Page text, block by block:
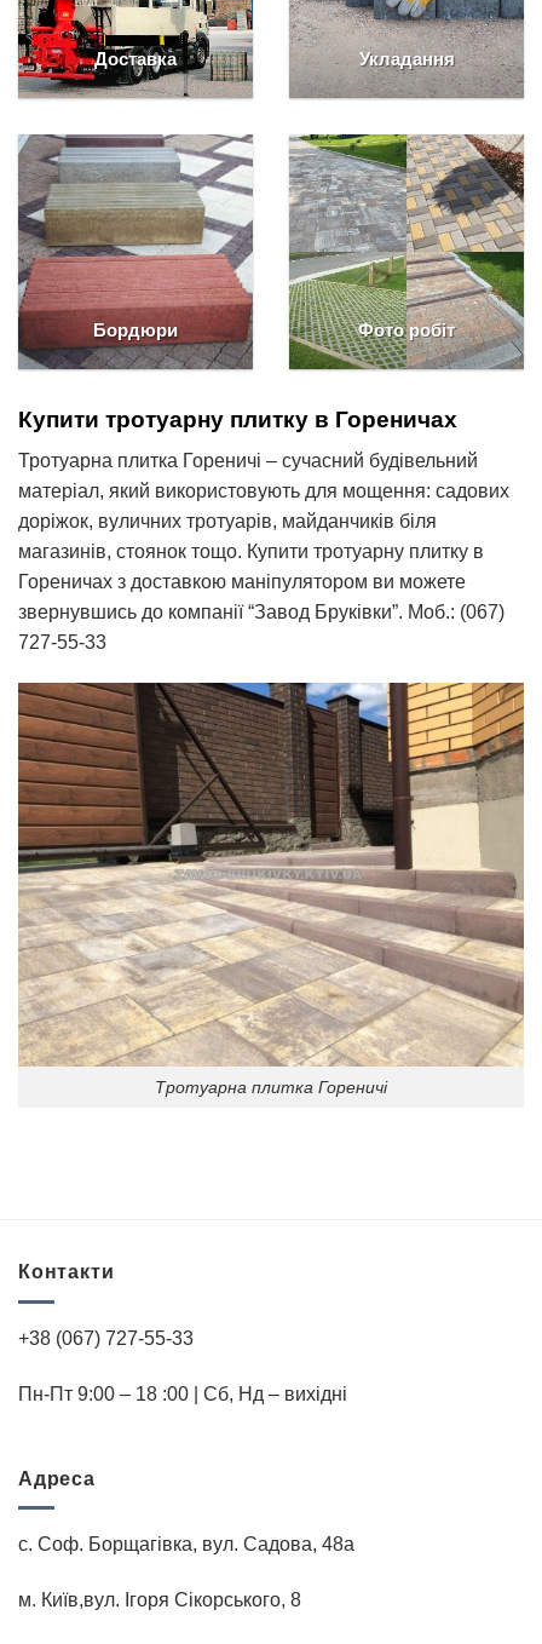
Доставка Укладання
Бордюри Фото робіт
Купити тротуарну плитку в Гореничах
Тротуарна плитка Гореничі – сучасний будівельний
матеріал, який використовують для мощення: садових
доріжок, вуличних тротуарів, майданчиків біля
магазинів, стоянок тощо. Купити тротуарну плитку в
Гореничах з доставкою маніпулятором ви можете
звернувшись до компанії “Завод Бруківки”. Моб.: (067)
727-55-33
Тротуарна плитка Гореничі
Контакти
+38 (067) 727-55-33
Пн-Пт 9:00 – 18 :00 | Cб, Нд – вихідні
Адреса
с. Соф. Борщагівка, вул. Садова, 48а
м. Київ,вул. Iгоря Сiкорського, 8